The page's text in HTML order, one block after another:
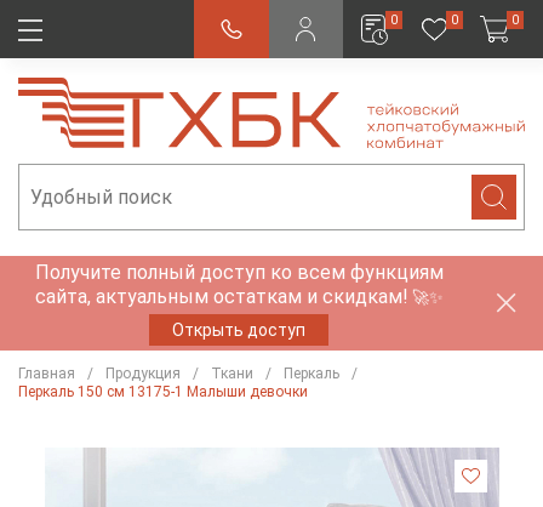
0 0 0
Получите полный доступ ко всем функциям
сайта, актуальным остаткам и скидкам! 🚀✨
Открыть доступ
Главная Продукция Ткани
Перкаль
Перкаль 150 см 13175-1 Малыши девочки